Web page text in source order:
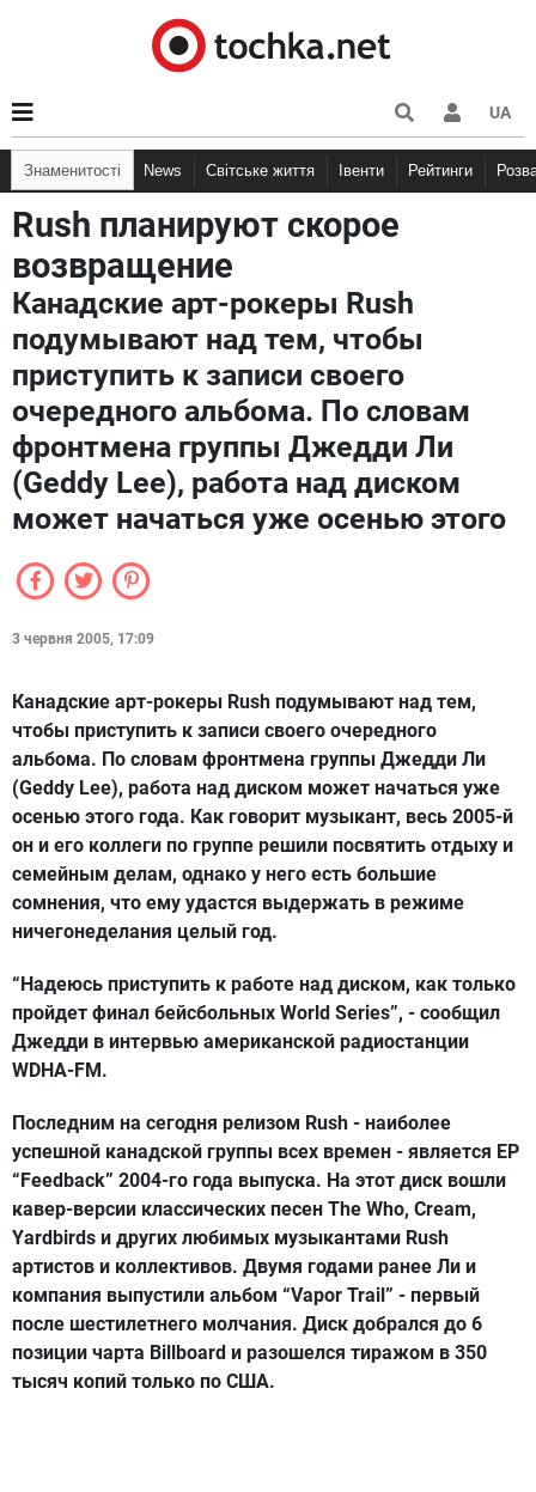
UA
Знаменитості News Світське життя Івенти Рейтинги
Rush планируют скорое
возвращение
Канадские арт-рокеры Rush
подумывают над тем, чтобы
приступить к записи своего
очередного альбома. По словам
фронтмена группы Джедди Ли
(Geddy Lee), работа над диском
может начаться уже осенью этого
3 червня 2005, 17:09
Канадские арт-рокеры Rush подумывают над тем,
чтобы приступить к записи своего очередного
альбома. По словам фронтмена группы Джедди Ли
(Geddy Lee), работа над диском может начаться уже
осенью этого года. Как говорит музыкант, весь 2005-й
он и его коллеги по группе решили посвятить отдыху и
семейным делам, однако у него есть большие
сомнения, что ему удастся выдержать в режиме
ничегонеделания целый год.
“Надеюсь приступить к работе над диском, как только
пройдет финал бейсбольных World Series”, - сообщил
Джедди в интервью американской радиостанции
WDHA-FM.
Последним на сегодня релизом Rush - наиболее
успешной канадской группы всех времен - является EP
“Feedback” 2004-го года выпуска. На этот диск вошли
кавер-версии классических песен The Who, Cream,
Yardbirds и других любимых музыкантами Rush
артистов и коллективов. Двумя годами ранее Ли и
компания выпустили альбом “Vapor Trail” - первый
после шестилетнего молчания. Диск добрался до 6
позиции чарта Billboard и разошелся тиражом в 350
тысяч копий только по США.